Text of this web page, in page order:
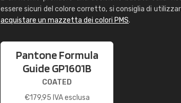
essere sicuri del colore corretto, si consiglia di
acquistare un mazzetta dei colori PMS.
Pantone Formula
Guide GP1601B
COATED
€179,95 IVA esclusa